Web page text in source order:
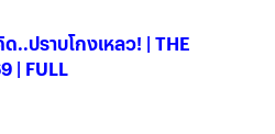
..ปราบโกงเหลว! | THE
| FULL